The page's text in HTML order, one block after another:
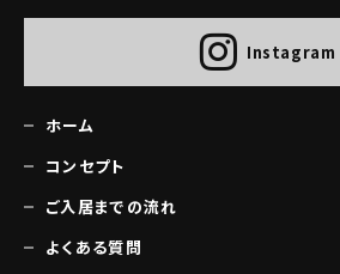
Instagram
ホーム
コンセプト
ご入居までの流れ
よくある質問